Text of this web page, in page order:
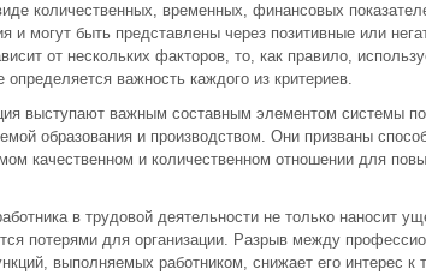
количественных, временных, финансовых
и могут быть представлены через позитивные или
от нескольких факторов, то, как правило,
важность каждого из критериев.
выступают важным составным элементом системы
образования и производством. Они призваны
качественном и количественном отношении для
в трудовой деятельности не только наносит
потерями для организации. Разрыв между
выполняемых работником, снижает его интерес к